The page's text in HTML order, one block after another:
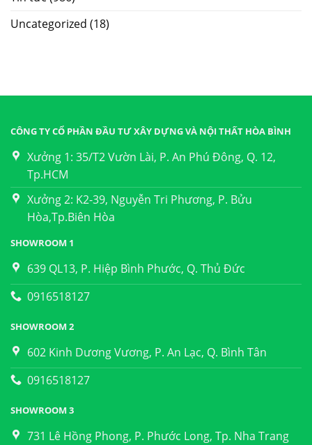
Uncategorized (18)
CÔNG TY CỔ PHẦN ĐẦU TƯ XÂY DỰNG VÀ NỘI THẤT HÒA BÌNH
Xưởng 1: 35/T2 Vườn Lài, P. An Phú Đông, Q. 12,
Tp.HCM
Xưởng 2: K2-39, Nguyễn Tri Phương, P. Bửu
Hòa,Tp.Biên Hòa
SHOWROOM 1
639 QL13, P. Hiệp Bình Phước, Q. Thủ Đức
0916518127
SHOWROOM 2
602 Kinh Dương Vương, P. An Lạc, Q. Bình Tân
0916518127
SHOWROOM 3
731 Lê Hồng Phong, P. Phước Long, Tp. Nha Trang